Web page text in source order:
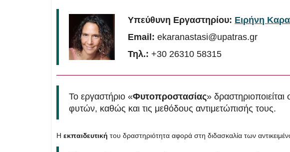
Υπεύθυνη Εργαστηρίου: Ειρήνη
Email: ekaranastasi@upatras.gr
Τηλ.: +30 26310 58315
Το εργαστήριο «Φυτοπροστασίας»
φυτών, καθώς και τις μεθόδους αντιμετώπισής τους.
Η εκπαιδευτική του δραστηριότητα αφορά στη διδασκαλία των